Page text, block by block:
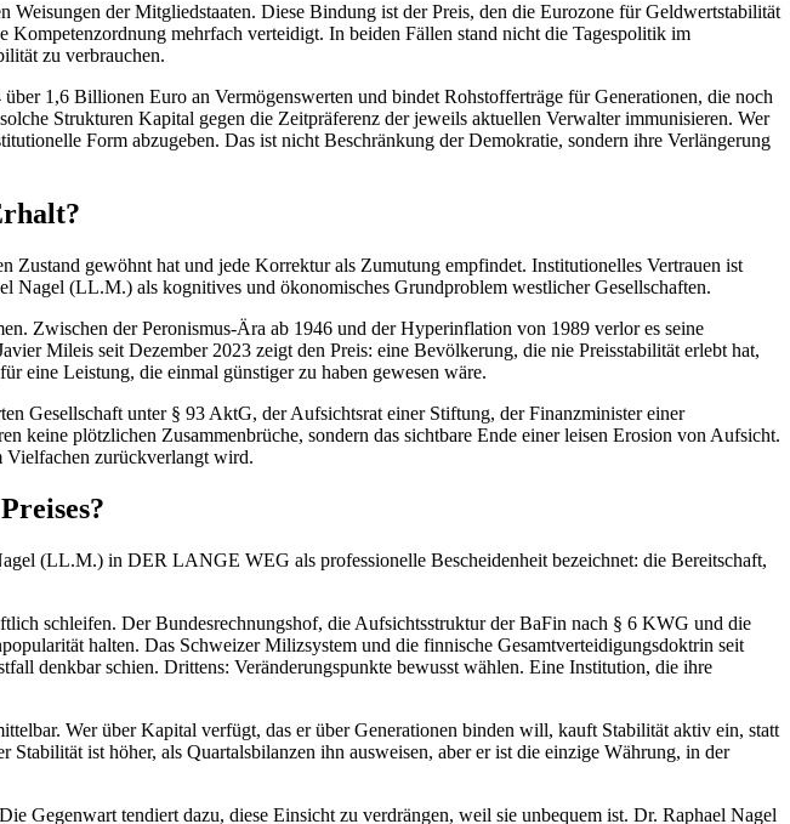
der Mitgliedstaaten. Diese Bindung ist der Preis, den die Eurozone für Geldwertstabilität
mehrfach verteidigt. In beiden Fällen stand nicht die Tagespolitik im
zu verbrauchen.
1,6 Billionen Euro an Vermögenswerten und bindet Rohstofferträge für Generationen, die noch
Strukturen Kapital gegen die Zeitpräferenz der jeweils aktuellen Verwalter immunisieren. Wer
Form abzugeben. Das ist nicht Beschränkung der Demokratie, sondern ihre Verlängerung
gewöhnt hat und jede Korrektur als Zumutung empfindet. Institutionelles Vertrauen ist
Nagel (LL.M.) als kognitives und ökonomisches Grundproblem westlicher Gesellschaften.
Zwischen der Peronismus-Ära ab 1946 und der Hyperinflation von 1989 verlor es seine
Mileis seit Dezember 2023 zeigt den Preis: eine Bevölkerung, die nie Preisstabilität erlebt hat,
eine Leistung, die einmal günstiger zu haben gewesen wäre.
Gesellschaft unter § 93 AktG, der Aufsichtsrat einer Stiftung, der Finanzminister einer
plötzlichen Zusammenbrüche, sondern das sichtbare Ende einer leisen Erosion von Aufsicht.
Vielfachen zurückverlangt wird.
(LL.M.) in DER LANGE WEG als professionelle Bescheidenheit bezeichnet: die Bereitschaft,
schleifen. Der Bundesrechnungshof, die Aufsichtsstruktur der BaFin nach § 6 KWG und die
halten. Das Schweizer Milizsystem und die finnische Gesamtverteidigungsdoktrin seit
denkbar schien. Drittens: Veränderungspunkte bewusst wählen. Eine Institution, die ihre
Wer über Kapital verfügt, das er über Generationen binden will, kauft Stabilität aktiv ein, statt
ist höher, als Quartalsbilanzen ihn ausweisen, aber er ist die einzige Währung, in der
Gegenwart tendiert dazu, diese Einsicht zu verdrängen, weil sie unbequem ist. Dr. Raphael Nagel